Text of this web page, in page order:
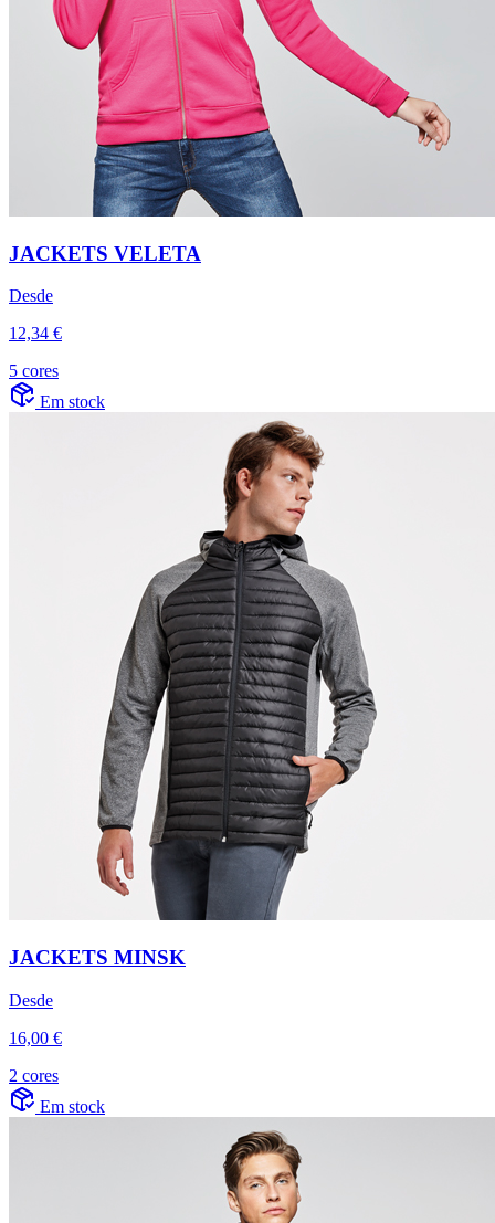
JACKETS VELETA
Desde
12,34 €
5 cores
Em stock
JACKETS MINSK
Desde
16,00 €
2 cores
Em stock